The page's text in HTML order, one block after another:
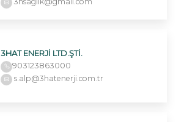
3HAT ENERJİ LTD.ŞTİ.
903123863000
s.alp@3hatenerji.com.tr